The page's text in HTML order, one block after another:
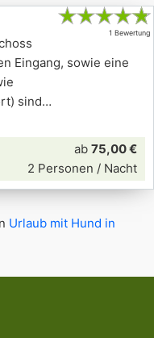
★★★★★
1 Bewertung
Eingang, sowie eine
sind
ab 75,00 €
2 Personen / Nacht
Urlaub mit Hund in